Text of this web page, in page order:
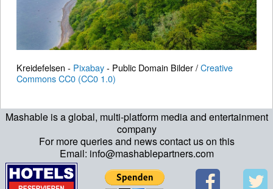
Mashable is a global, multi-platform media and entertainment
company
For more queries and news contact us on this
Email: info@mashablepartners.com
Kreidefelsen - Pixabay- Public Domain Bilder /Creative
Commons CC0 (CC0 1.0)